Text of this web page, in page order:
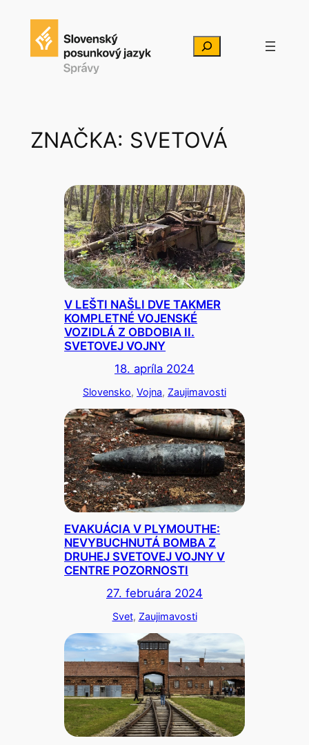
Hľadať
ZNAČKA: SVETOVÁ
V LEŠTI NAŠLI DVE TAKMER
KOMPLETNÉ VOJENSKÉ
VOZIDLÁ Z OBDOBIA II.
SVETOVEJ VOJNY
18. apríla 2024
Slovensko, Vojna, Zaujimavosti
EVAKUÁCIA V PLYMOUTHE:
NEVYBUCHNUTÁ BOMBA Z
DRUHEJ SVETOVEJ VOJNY V
CENTRE POZORNOSTI
27. februára 2024
Svet, Zaujimavosti